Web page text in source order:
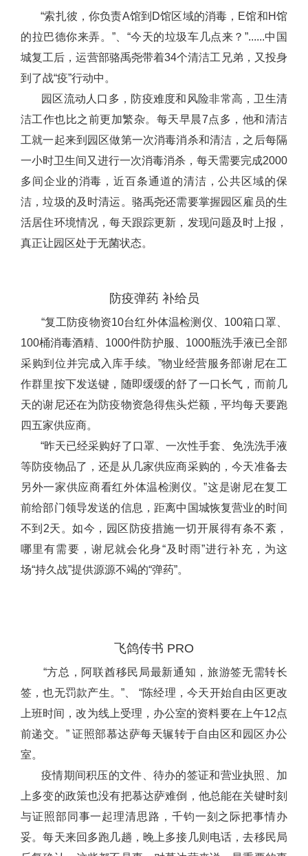
“索扎彼，你负责A馆到D馆区域的消毒，E馆和H馆
的拉巴德你来弄。”、“今天的垃圾车几点来？”......中国
城复工后，运营部骆禹尧带着34个清洁工兄弟，又投身
到了战“疫”行动中。
园区流动人口多，防疫难度和风险非常高，卫生清
洁工作也比之前更加繁杂。每天早晨7点多，他和清洁
工就一起来到园区做第一次消毒消杀和清洁，之后每隔
一小时卫生间又进行一次消毒消杀，每天需要完成2000
多间企业的消毒，近百条通道的清洁，公共区域的保
洁，垃圾的及时清运。骆禹尧还需要掌握园区雇员的生
活居住环境情况，每天跟踪更新，发现问题及时上报，
真正让园区处于无菌状态。
防疫弹药 补给员
“复工防疫物资10台红外体温检测仪、100箱口罩、
100桶消毒酒精、1000件防护服、1000瓶洗手液已全部
采购到位并完成入库手续。”物业经营服务部谢尼在工
作群里按下发送键，随即缓缓的舒了一口长气，而前几
天的谢尼还在为防疫物资急得焦头烂额，平均每天要跑
四五家供应商。
“昨天已经采购好了口罩、一次性手套、免洗洗手液
等防疫物品了，还是从几家供应商采购的，今天准备去
另外一家供应商看红外体温检测仪。”这是谢尼在复工
前给部门领导发送的信息，距离中国城恢复营业的时间
不到2天。如今，园区防疫措施一切开展得有条不紊，
哪里有需要，谢尼就会化身“及时雨”进行补充，为这
场“持久战”提供源源不竭的“弹药”。
飞鸽传书 PRO
“方总，阿联酋移民局最新通知，旅游签无需转长
签，也无罚款产生。”、 “陈经理，今天开始自由区更改
上班时间，改为线上受理，办公室的资料要在上午12点
前递交。” 证照部慕达萨每天辗转于自由区和园区办公
室。
疫情期间积压的文件、待办的签证和营业执照、加
上多变的政策也没有把慕达萨难倒，他总能在关键时刻
与证照部同事一起理清思路，千钧一刻之际把事情办
妥。每天来回多跑几趟，晚上多接几则电话，去移民局